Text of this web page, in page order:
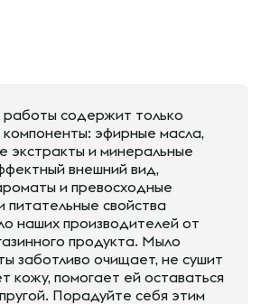
содержит только
эфирные масла,
экстракты и минеральные
внешний вид,
и превосходные
свойства
наших производителей от
продукта. Мыло
заботливо очищает, не сушит
кожу, помогает ей оставаться
Порадуйте себя этим